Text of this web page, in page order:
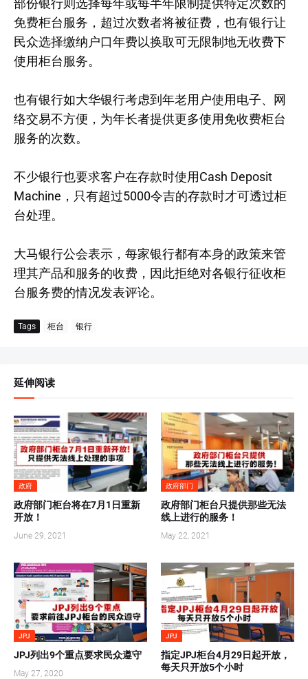
免费柜台服务，超过次数者将被征费，也有银行让
民众选择缴纳户口年费以换取可无限制地无收费下
使用柜台服务。
也有银行如大华银行考虑到年老用户使用电子、网
络交易不方便，为年长者提供更多使用免收费柜台
服务的次数。
不少银行也要求客户在存款时使用Cash Deposit
Machine，只有超过5000令吉的存款时才可透过柜
台处理。
大马银行公会表示，每家银行都有本身的政策来管
理其产品和服务的收费，因此拒绝对各银行征收柜
台服务费的情况发表评论。
Tags 柜台 银行
延伸阅读
政府
政府部门柜台将在7月1日重新
开放！
June 29, 2021
政府部门
政府部门柜台只提供那些无法
线上进行的服务！
May 22, 2021
JPJ
JPJ列出9个重点要求民众遵守
May 27, 2020
JPJ
指定JPJ柜台4月29日起开放，
每天只开放5个小时